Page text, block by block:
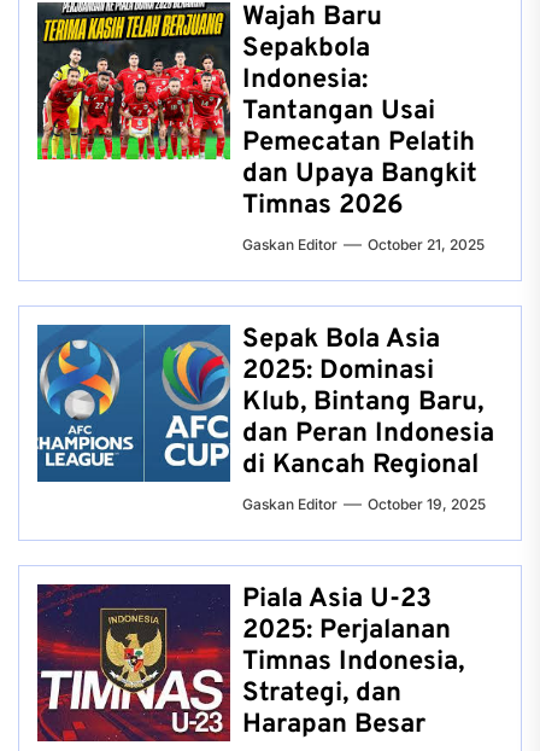
Wajah Baru
Sepakbola
Indonesia:
Tantangan Usai
Pemecatan Pelatih
dan Upaya Bangkit
Timnas 2026
Gaskan Editor October 21, 2025
Sepak Bola Asia
2025: Dominasi
Klub, Bintang Baru,
dan Peran Indonesia
di Kancah Regional
Gaskan Editor October 19, 2025
Piala Asia U-23
2025: Perjalanan
Timnas Indonesia,
Strategi, dan
Harapan Besar